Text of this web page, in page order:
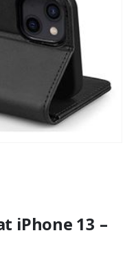
iPhone 13 –